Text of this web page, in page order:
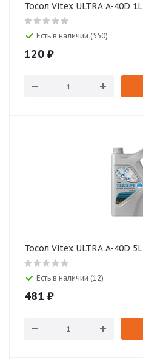
Тосол Vitex ULTRA A-40D 1L
Есть в наличии (550)
120 ₽
Тосол Vitex ULTRA A-40D 5L
Есть в наличии (12)
481 ₽